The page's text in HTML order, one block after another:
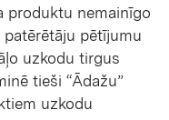
produktu nemainīgo
patērētāju pētījumu
uzkodu tirgus
tieši “Ādažu”
uzkodu